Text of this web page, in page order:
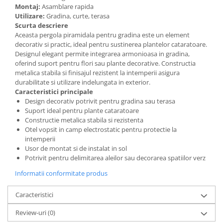
Cosuri de gunoi
Suporturi si accesorii de bucatarie
Living & hol
Mobila living
Comode
Mese cafea si decorative
Rafturi si biblioteci
Mobila hol
Cuiere
Montaj: Asamblare rapida
Utilizare: Gradina, curte, terasa
Scurta descriere
Aceasta pergola piramidala pentru gradina este un element
decorativ si practic, ideal pentru sustinerea plantelor cataratoare.
Designul elegant permite integrarea armonioasa in gradina,
oferind suport pentru flori sau plante decorative. Constructia
metalica stabila si finisajul rezistent la intemperii asigura
durabilitate si utilizare indelungata in exterior.
Caracteristici principale
Design decorativ potrivit pentru gradina sau terasa
Suport ideal pentru plante cataratoare
Constructie metalica stabila si rezistenta
Otel vopsit in camp electrostatic pentru protectie la
intemperii
Usor de montat si de instalat in sol
Potrivit pentru delimitarea aleilor sau decorarea spatiilor verz
Informatii conformitate produs
Caracteristici
Review-uri(0)